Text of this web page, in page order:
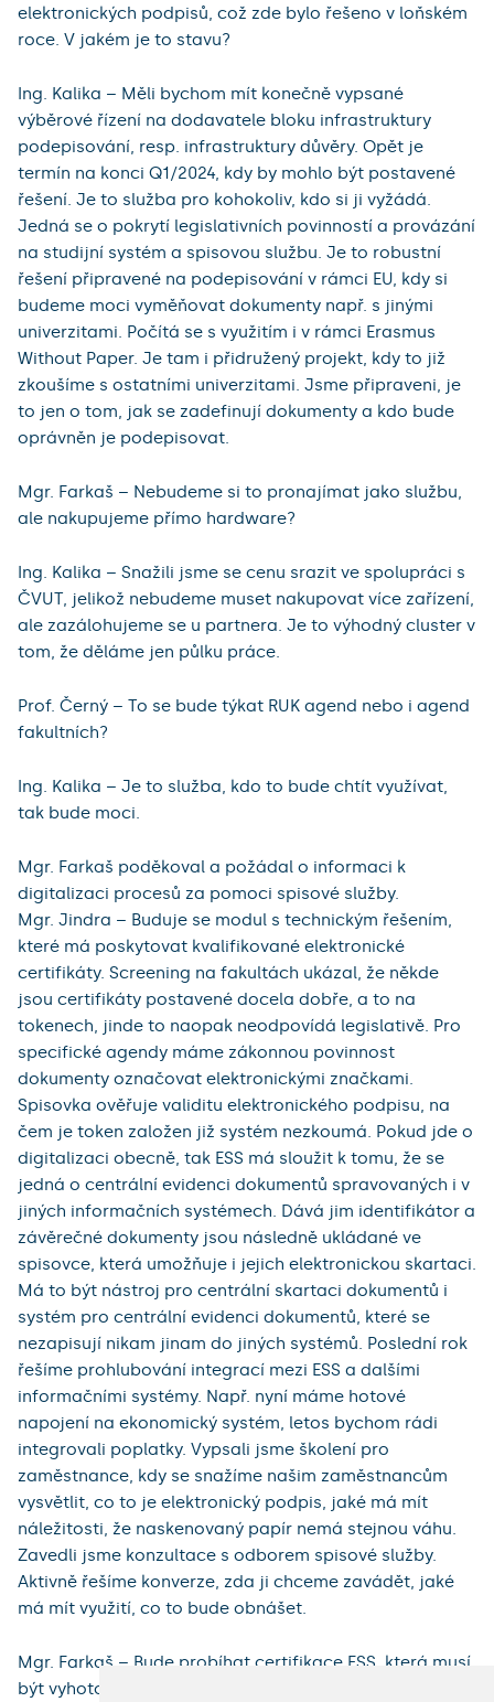
elektronických podpisů, což zde bylo řešeno v loňském
roce. V jakém je to stavu?
Ing. Kalika – Měli bychom mít konečně vypsané
výběrové řízení na dodavatele bloku infrastruktury
podepisování, resp. infrastruktury důvěry. Opět je
termín na konci Q1/2024, kdy by mohlo být postavené
řešení. Je to služba pro kohokoliv, kdo si ji vyžádá.
Jedná se o pokrytí legislativních povinností a provázání
na studijní systém a spisovou službu. Je to robustní
řešení připravené na podepisování v rámci EU, kdy si
budeme moci vyměňovat dokumenty např. s jinými
univerzitami. Počítá se s využitím i v rámci Erasmus
Without Paper. Je tam i přidružený projekt, kdy to již
zkoušíme s ostatními univerzitami. Jsme připraveni, je
to jen o tom, jak se zadefinují dokumenty a kdo bude
oprávněn je podepisovat.
Mgr. Farkaš – Nebudeme si to pronajímat jako službu,
ale nakupujeme přímo hardware?
Ing. Kalika – Snažili jsme se cenu srazit ve spolupráci s
ČVUT, jelikož nebudeme muset nakupovat více zařízení,
ale zazálohujeme se u partnera. Je to výhodný cluster v
tom, že děláme jen půlku práce.
Prof. Černý – To se bude týkat RUK agend nebo i agend
fakultních?
Ing. Kalika – Je to služba, kdo to bude chtít využívat,
tak bude moci.
Mgr. Farkaš poděkoval a požádal o informaci k
digitalizaci procesů za pomoci spisové služby.
Mgr. Jindra – Buduje se modul s technickým řešením,
které má poskytovat kvalifikované elektronické
certifikáty. Screening na fakultách ukázal, že někde
jsou certifikáty postavené docela dobře, a to na
tokenech, jinde to naopak neodpovídá legislativě. Pro
specifické agendy máme zákonnou povinnost
dokumenty označovat elektronickými značkami.
Spisovka ověřuje validitu elektronického podpisu, na
čem je token založen již systém nezkoumá. Pokud jde o
digitalizaci obecně, tak ESS má sloužit k tomu, že se
jedná o centrální evidenci dokumentů spravovaných i v
jiných informačních systémech. Dává jim identifikátor a
závěrečné dokumenty jsou následně ukládané ve
spisovce, která umožňuje i jejich elektronickou skartaci.
Má to být nástroj pro centrální skartaci dokumentů i
systém pro centrální evidenci dokumentů, které se
nezapisují nikam jinam do jiných systémů. Poslední rok
řešíme prohlubování integrací mezi ESS a dalšími
informačními systémy. Např. nyní máme hotové
napojení na ekonomický systém, letos bychom rádi
integrovali poplatky. Vypsali jsme školení pro
zaměstnance, kdy se snažíme našim zaměstnancům
vysvětlit, co to je elektronický podpis, jaké má mít
náležitosti, že naskenovaný papír nemá stejnou váhu.
Zavedli jsme konzultace s odborem spisové služby.
Aktivně řešíme konverze, zda ji chceme zavádět, jaké
má mít využití, co to bude obnášet.
Mgr. Farkaš – Bude probíhat certifikace ESS, která musí
být vyhotovena před napojením na centrální registry.